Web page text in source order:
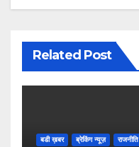
Related Post
बडी ख़बर ब्रेकिंग न्यूज़ राजनीति